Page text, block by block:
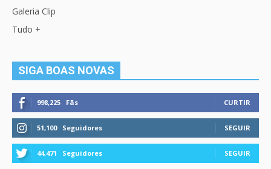
Galeria Clip
Tudo +
SIGA BOAS NOVAS
998,225 Fãs CURTIR
51,100 Seguidores SEGUIR
44,471 Seguidores SEGUIR